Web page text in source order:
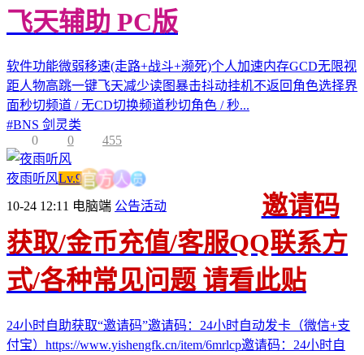
飞天辅助 PC版
软件功能微弱移速(走路+战斗+濒死)个人加速内存GCD无限视
距人物高跳一键飞天减少读图暴击抖动挂机不返回角色选择界
面秒切频道 / 无CD切换频道秒切角色 / 秒...
#BNS 剑灵类
0
0 455
夜雨听风Lv.9官 方人员
10-24 12:11 电脑端 公告活动
邀请码
获取/金币充值/客服QQ联系方
式/各种常见问题 请看此贴
24小时自助获取“邀请码”邀请码：24小时自动发卡（微信+支
付宝）https://www.yishengfk.cn/item/6mrlcp邀请码：24小时自